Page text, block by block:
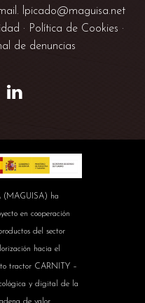
lpicado@maguisa.net
· Política de Cookies ·
de denuncias
(MAGUISA) ha
en cooperación
del sector
hacia el
tractor CARNITY –
y digital de la
de valor